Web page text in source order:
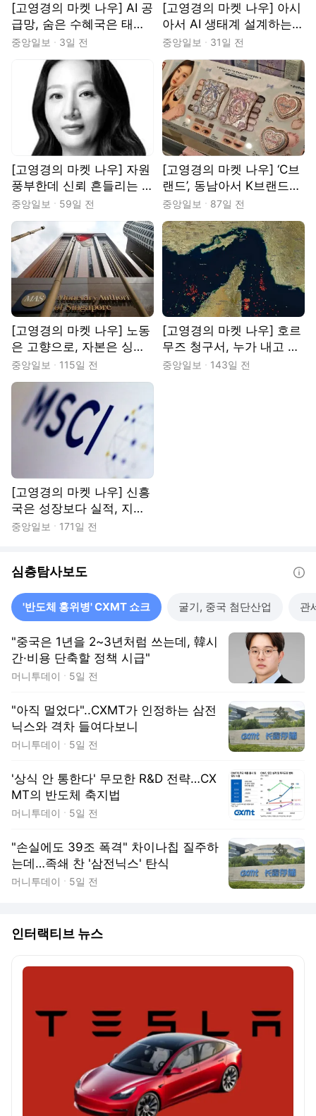
[고영경의 마켓 나우] AI 공
급망, 숨은 수혜국은 태국·
말레이시아
중앙일보 3일 전
[고영경의 마켓 나우] 아시
아서 AI 생태계 설계하는
아마존
중앙일보 31일 전
[고영경의 마켓 나우] 자원
풍부한데 신뢰 흔들리는 인
도네시아
중앙일보 59일 전
[고영경의 마켓 나우] ‘C브
랜드’, 동남아서 K브랜드에
도전장
중앙일보 87일 전
[고영경의 마켓 나우] 노동
은 고향으로, 자본은 싱가
포르로
중앙일보 115일 전
[고영경의 마켓 나우] 호르
무즈 청구서, 누가 내고 누
가 버는가
중앙일보 143일 전
[고영경의 마켓 나우] 신흥
국은 성장보다 실적, 지수
보다 선택
중앙일보 171일 전
심층탐사보도
'반도체 홍위병' CXMT 쇼크 굴기, 중국 첨단산업 관
"중국은 1년을 2~3년처럼 쓰는데, 韓시
간·비용 단축할 정책 시급"
머니투데이 5일 전
"아직 멀었다"..CXMT가 인정하는 삼전
닉스와 격차 들여다보니
머니투데이 5일 전
'상식 안 통한다' 무모한 R&D 전략…CX
MT의 반도체 축지법
머니투데이 5일 전
"손실에도 39조 폭격" 차이나칩 질주하
는데…족쇄 찬 '삼전닉스' 탄식
머니투데이 5일 전
인터랙티브 뉴스